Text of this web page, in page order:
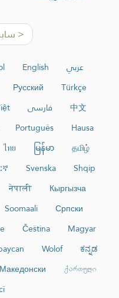
<
عربي English
Türkçe
Русский
中文
فارسی
Hausa
Português
தமிழ்
မြန်မာ
ไทย
Shqip
Svenska
Кыргызча
नेपाली
Српски
Soomaali
Magyar
Čeština
ಕನ್ನಡ
Wolof
ქართული
Македонски